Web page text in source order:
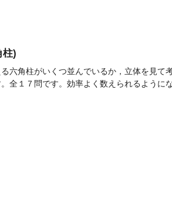
柱)
六角柱がいくつ並んでいるか，立体を見て
全１７問です。効率よく数えられるように